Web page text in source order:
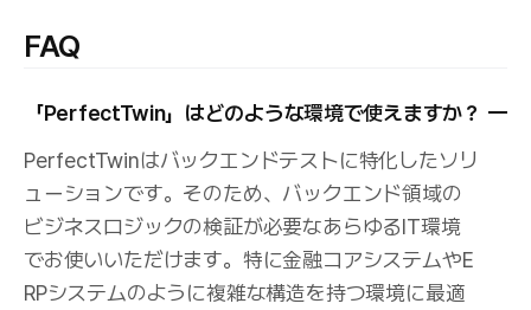
FAQ
「PerfectTwin」はどのような環境で使えますか？
PerfectTwinはバックエンドテストに特化したソリ
ューションです。そのため、バックエンド領域の
ビジネスロジックの検証が必要なあらゆるIT環境
でお使いいただけます。特に金融コアシステムやE
RPシステムのように複雑な構造を持つ環境に最適